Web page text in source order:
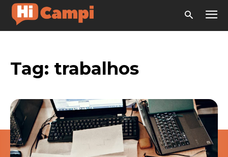
Tag: trabalhos